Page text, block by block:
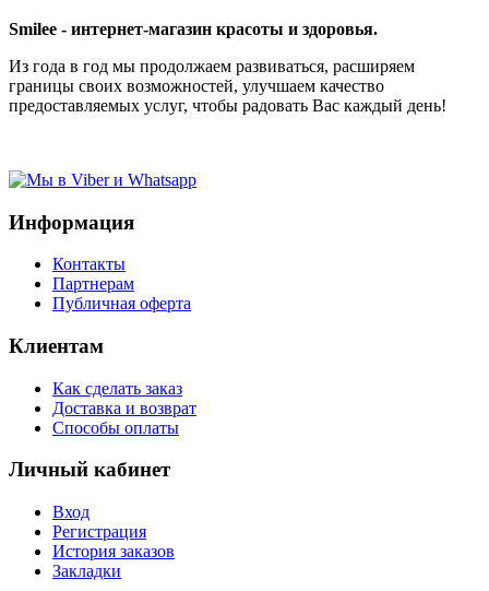
Smilee - интернет-магазин красоты и здоровья.
Из года в год мы продолжаем развиваться, расширяем
границы своих возможностей, улучшаем качество
предоставляемых услуг, чтобы радовать Вас каждый день!
Информация
Контакты
Партнерам
Публичная оферта
Клиентам
Как сделать заказ
Доставка и возврат
Способы оплаты
Личный кабинет
Вход
Регистрация
История заказов
Закладки